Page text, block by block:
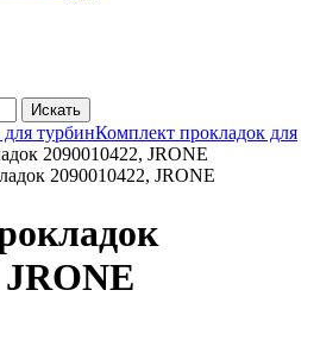
Искать
для турбинКомплект прокладок для
2090010422, JRONE
2090010422, JRONE
JRONE